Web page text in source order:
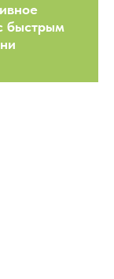
быстрым